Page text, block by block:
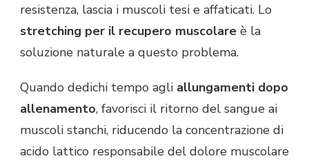
resistenza, lascia i muscoli tesi e affaticati. Lo
stretching per il recupero muscolare è la
soluzione naturale a questo problema.
Quando dedichi tempo agli allungamenti dopo
allenamento, favorisci il ritorno del sangue ai
muscoli stanchi, riducendo la concentrazione di
acido lattico responsabile del dolore muscolare